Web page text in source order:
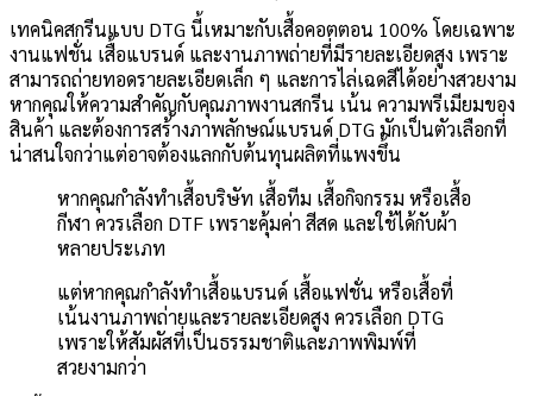
เทคนิคสกรีนแบบ DTG นี้เหมาะกับเสื้อคอตตอน 100% โดยเฉพาะ
งานแฟชั่น เสื้อแบรนด์ และงานภาพถ่ายที่มีรายละเอียดสูง เพราะ
สามารถถ่ายทอดรายละเอียดเล็ก ๆ และการไล่เฉดสีได้อย่างสวยงาม
หากคุณให้ความสำคัญกับคุณภาพงานสกรีน เน้น ความพรีเมียมของ
สินค้า และต้องการสร้างภาพลักษณ์แบรนด์ DTG มักเป็นตัวเลือกที่
น่าสนใจกว่าแต่อาจต้องแลกกับต้นทุนผลิตที่แพงขึ้น
หากคุณกำลังทำเสื้อบริษัท เสื้อทีม เสื้อกิจกรรม หรือเสื้อ
กีฬา ควรเลือก DTF เพราะคุ้มค่า สีสด และใช้ได้กับผ้า
หลายประเภท
แต่หากคุณกำลังทำเสื้อแบรนด์ เสื้อแฟชั่น หรือเสื้อที่
เน้นงานภาพถ่ายและรายละเอียดสูง ควรเลือก DTG
เพราะให้สัมผัสที่เป็นธรรมชาติและภาพพิมพ์ที่
สวยงามกว่า